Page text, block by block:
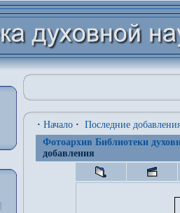
· Начало · Последние
Фотоархив Библиотеки
добавления